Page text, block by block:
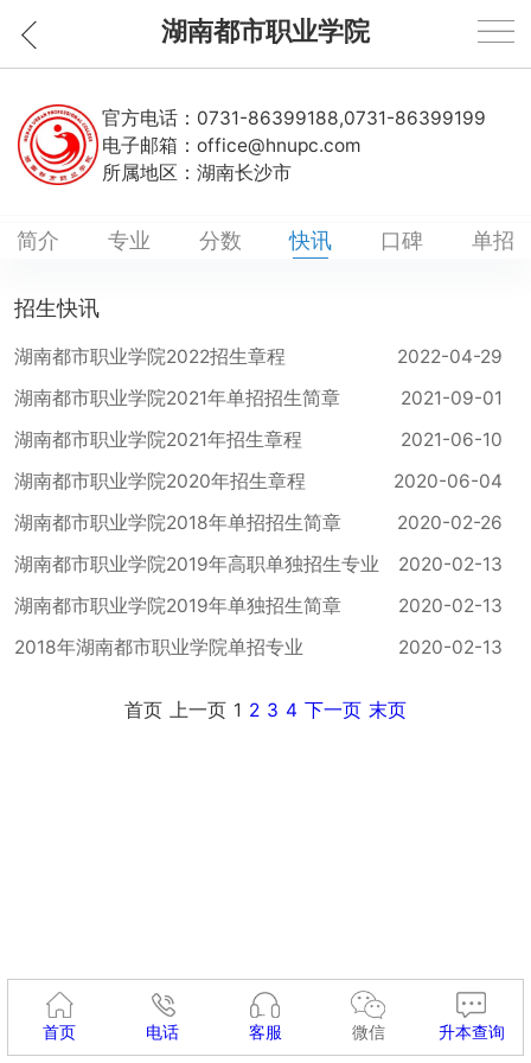
湖南都市职业学院
官方电话： 0731-86399188,0731-86399199
电子邮箱： office@hnupc.com
所属地区： 湖南长沙市
简介 专业 分数 快讯 口碑 单招
招生快讯
湖南都市职业学院2022招生章程
2022-04-29
湖南都市职业学院2021年单招招生简章
2021-09-01
湖南都市职业学院2021年招生章程
2021-06-10
湖南都市职业学院2020年招生章程
2020-06-04
湖南都市职业学院2018年单招招生简章
2020-02-26
湖南都市职业学院2019年高职单独招生专业
2020-02-13
湖南都市职业学院2019年单独招生简章
2020-02-13
2018年湖南都市职业学院单招专业
2020-02-13
首页 上一页 1 2 3 4 下一页 末页
首页 电话 客服 微信 升本查询